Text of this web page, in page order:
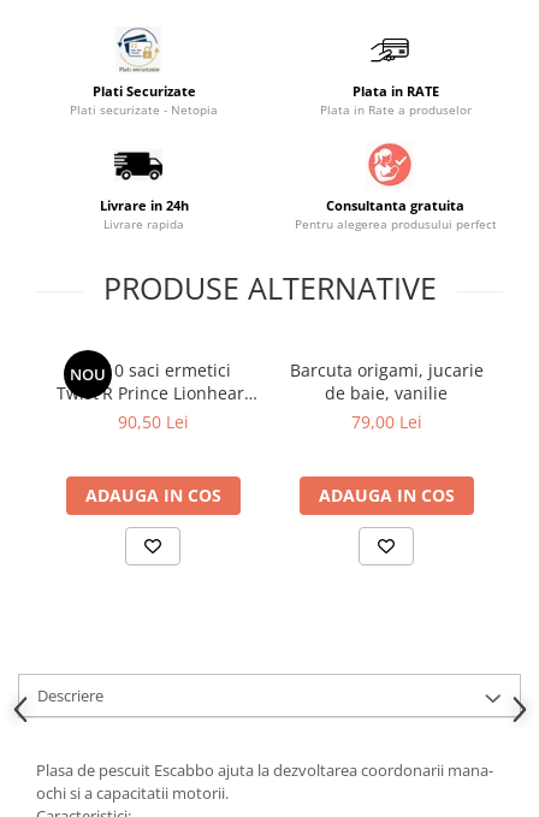
Saltele masa de infasat
Monitorizare video
Perne pentru bebe
Piscine cu bile
Pompe de san
Protectie saltea patut
Saltele 140x70 cm
Saltele 160x80 cm
Saltele120x60 cm
Tablite magetice si accesorii
Umidificatore
Plati Securizate
Plati securizate - Netopia
Plata in RATE
Plata in Rate a produselor
Livrare in 24h
Livrare rapida
Consultanta gratuita
Pentru alegerea produsului perfect
PRODUSE ALTERNATIVE
NOU
Set 10 saci ermetici
Twist'R Prince Lionheart
pentru scutece murdare
90,50 Lei
ADAUGA IN COS
Barcuta origami, jucarie
de baie, vanilie
79,00 Lei
ADAUGA IN COS
Descriere
Plasa de pescuit Escabbo ajuta la dezvoltarea coordonarii mana-
ochi si a capacitatii motorii.